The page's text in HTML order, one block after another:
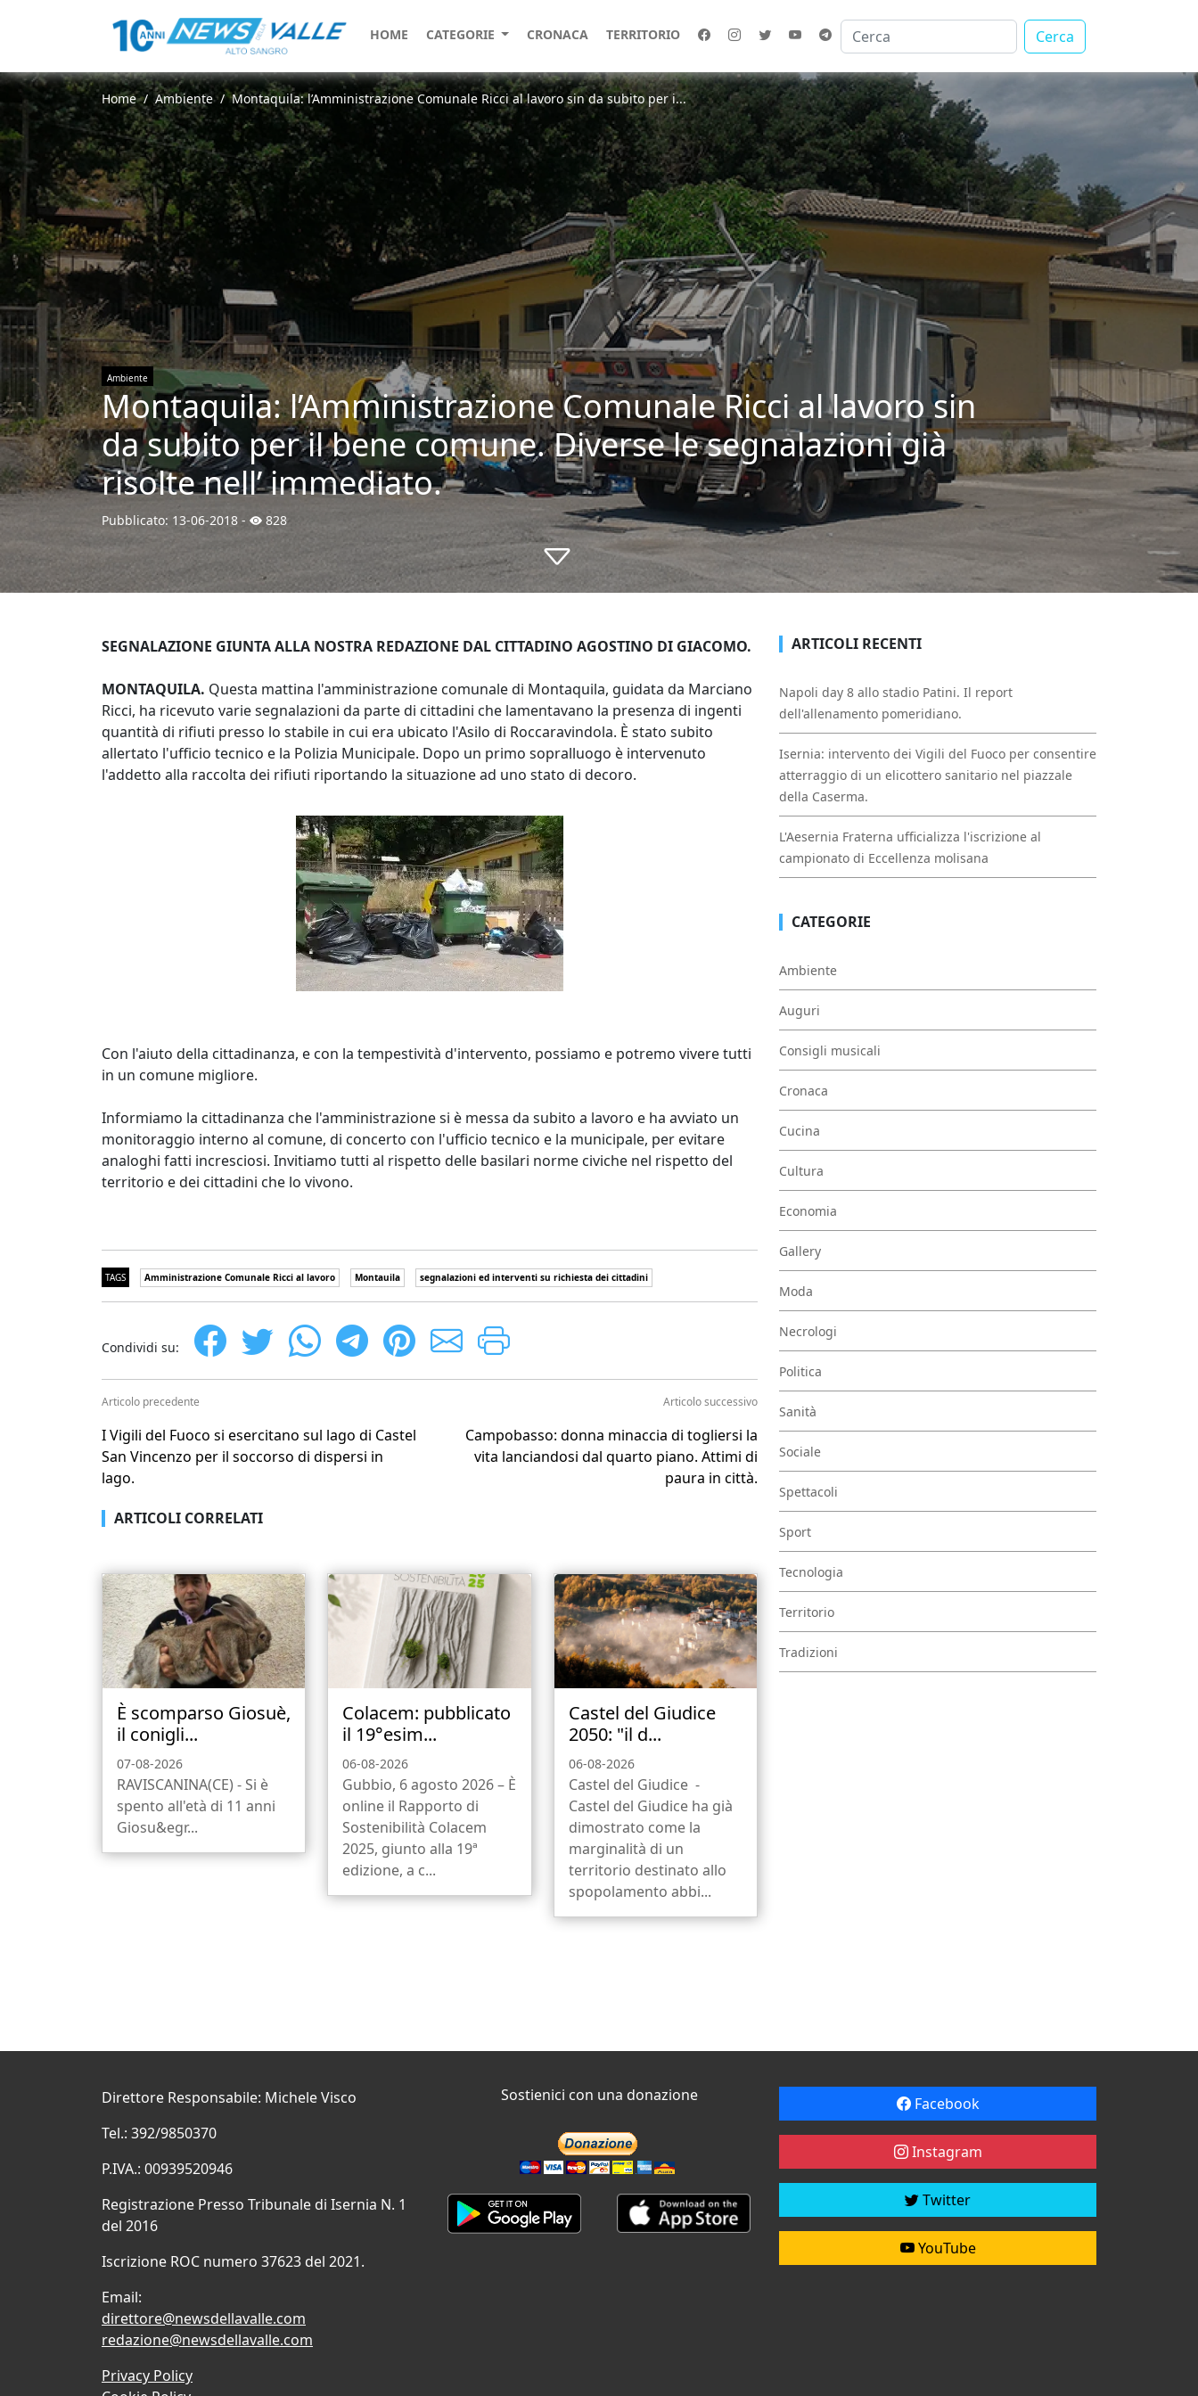
HOME CATEGORIE CRONACA TERRITORIO Cerca
Home Ambiente Montaquila: l’Amministrazione Comunale Ricci al lavoro sin da subito per i...
Ambiente
Montaquila: l’Amministrazione Comunale Ricci al lavoro sin
da subito per il bene comune. Diverse le segnalazioni già
risolte nell’ immediato.
Pubblicato: 13-06-2018 - 828
SEGNALAZIONE GIUNTA ALLA NOSTRA REDAZIONE DAL CITTADINO AGOSTINO DI GIACOMO.
MONTAQUILA. Questa mattina l'amministrazione comunale di Montaquila, guidata da Marciano
Ricci, ha ricevuto varie segnalazioni da parte di cittadini che lamentavano la presenza di ingenti
quantità di rifiuti presso lo stabile in cui era ubicato l'Asilo di Roccaravindola. È stato subito
allertato l'ufficio tecnico e la Polizia Municipale. Dopo un primo sopralluogo è intervenuto
l'addetto alla raccolta dei rifiuti riportando la situazione ad uno stato di decoro.
Con l'aiuto della cittadinanza, e con la tempestività d'intervento, possiamo e potremo vivere tutti
in un comune migliore.
Informiamo la cittadinanza che l'amministrazione si è messa da subito a lavoro e ha avviato un
monitoraggio interno al comune, di concerto con l'ufficio tecnico e la municipale, per evitare
analoghi fatti incresciosi. Invitiamo tutti al rispetto delle basilari norme civiche nel rispetto del
territorio e dei cittadini che lo vivono.
TAGS Amministrazione Comunale Ricci al lavoro Montauila segnalazioni ed interventi su richiesta dei cittadini
Condividi su:
Articolo precedente
I Vigili del Fuoco si esercitano sul lago di Castel
San Vincenzo per il soccorso di dispersi in
lago.
Articolo successivo
Campobasso: donna minaccia di togliersi la
vita lanciandosi dal quarto piano. Attimi di
paura in città.
ARTICOLI CORRELATI
È scomparso Giosuè,
il conigli...
07-08-2026
RAVISCANINA(CE) - Si è
spento all'età di 11 anni
Giosu&egr...
Colacem: pubblicato
il 19°esim...
06-08-2026
Gubbio, 6 agosto 2026 – È
online il Rapporto di
Sostenibilità Colacem
2025, giunto alla 19ª
edizione, a c...
Castel del Giudice
2050: "il d...
06-08-2026
Castel del Giudice -
Castel del Giudice ha già
dimostrato come la
marginalità di un
territorio destinato allo
spopolamento abbi...
ARTICOLI RECENTI
Napoli day 8 allo stadio Patini. Il report
dell'allenamento pomeridiano.
Isernia: intervento dei Vigili del Fuoco per consentire
atterraggio di un elicottero sanitario nel piazzale
della Caserma.
L'Aesernia Fraterna ufficializza l'iscrizione al
campionato di Eccellenza molisana
CATEGORIE
Ambiente
Auguri
Consigli musicali
Cronaca
Cucina
Cultura
Economia
Gallery
Moda
Necrologi
Politica
Sanità
Sociale
Spettacoli
Sport
Tecnologia
Territorio
Tradizioni
Direttore Responsabile: Michele Visco
Tel.: 392/9850370
P.IVA.: 00939520946
Registrazione Presso Tribunale di Isernia N. 1
del 2016
Iscrizione ROC numero 37623 del 2021.
Email:
direttore@newsdellavalle.com
redazione@newsdellavalle.com
Privacy Policy
Sostienici con una donazione Facebook
Instagram
Twitter
YouTube